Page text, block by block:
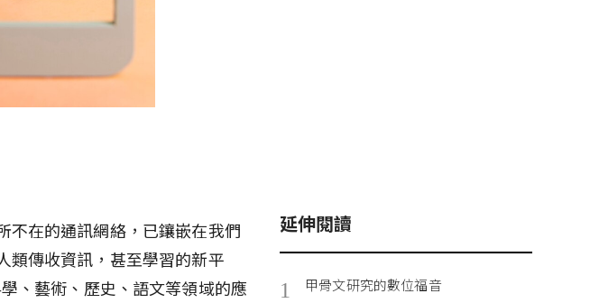
不在的通訊網絡，已鑲嵌在我們
類傳收資訊，甚至學習的新平
、藝術、歷史、語文等領域的應
延伸閱讀
1 甲骨文研究的數位福音